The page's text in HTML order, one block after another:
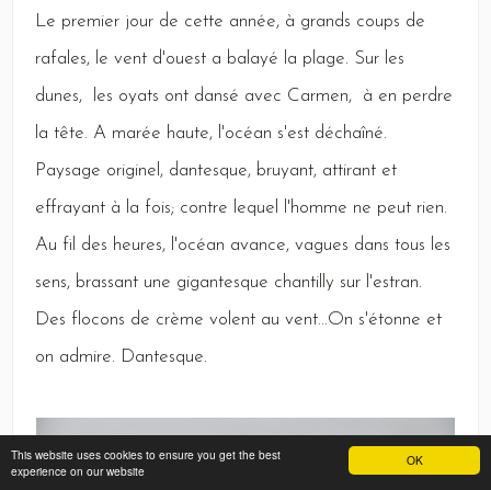
OK
This website uses cookies to ensure you get the best
experience on our website
Le premier jour de cette année, à grands coups de
rafales, le vent d'ouest a balayé la plage. Sur les
dunes, les oyats ont dansé avec Carmen, à en perdre
la tête. A marée haute, l'océan s'est déchaîné.
Paysage originel, dantesque, bruyant, attirant et
effrayant à la fois; contre lequel l'homme ne peut rien.
Au fil des heures, l'océan avance, vagues dans tous les
sens, brassant une gigantesque chantilly sur l'estran.
Des flocons de crème volent au vent...On s'étonne et
on admire. Dantesque.